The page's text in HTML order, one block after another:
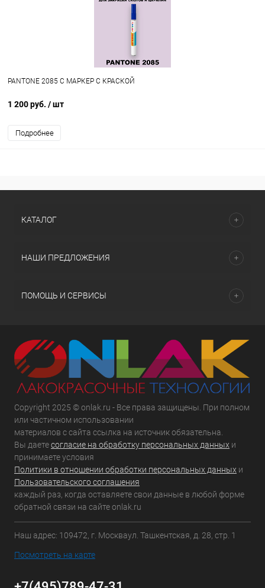
PANTONE 2085 C МАРКЕР С КРАСКОЙ
1 200 руб. / шт
Подробнее
КАТАЛОГ
НАШИ ПРЕДЛОЖЕНИЯ
ПОМОЩЬ И СЕРВИСЫ
Copyright 2025 © onlak.ru - Все права защищены. При полном
или частичном использовании
материалов с сайта ссылка на источник обязательна.
Вы даетесогласие на обработку персональных данных и
принимаете условия
Политики в отношении обработки персональных данных и
Пользовательского соглашения
каждый раз, когда оставляете свои данные в любой форме
обратной связи на сайте onlak.ru
Наш адрес: 109472, г. Москваул. Ташкентская, д. 28, стр. 1
Посмотреть на карте